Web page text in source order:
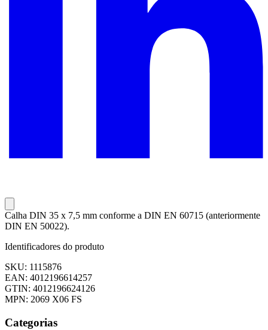
Calha DIN 35 x 7,5 mm conforme a DIN EN 60715 (anteriormente
DIN EN 50022).
Identificadores do produto
SKU: 1115876
EAN: 4012196614257
GTIN: 4012196624126
MPN: 2069 X06 FS
Categorias